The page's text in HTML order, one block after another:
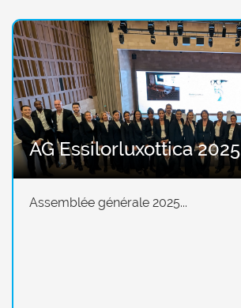
AG Essilorluxottica 2025
Assemblée générale 2025...